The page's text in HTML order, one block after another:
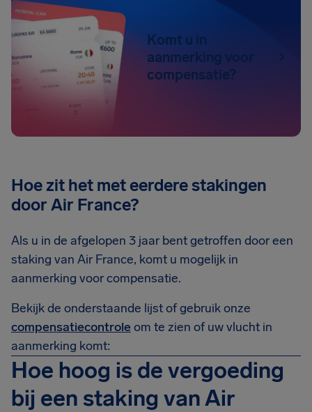
Komt u in
aanmerking voor
compensatie?
Hoe zit het met eerdere stakingen
door Air France?
Als u in de afgelopen 3 jaar bent getroffen door een
staking van Air France, komt u mogelijk in
aanmerking voor compensatie.
Bekijk de onderstaande lijst of gebruik onze
compensatiecontroleom te zien of uw vlucht in
aanmerking komt:
Hoe hoog is de vergoeding
bij een staking van Air